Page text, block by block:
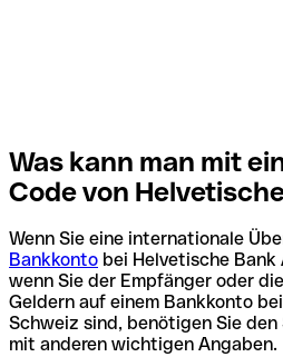
Was kann man mit
Code von
Wenn Sie eine internationale
Bankkonto bei Helvetische Bank
wenn Sie der Empfänger oder
Geldern auf einem Bankkonto
Schweiz sind, benötigen Sie den
mit anderen wichtigen Angaben.